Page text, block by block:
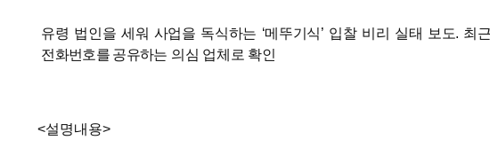
유령 법인을 세워 사업을 독식하는 ‘메뚜기식’ 입찰 비리 실태 보도. 최
전화번호를 공유하는 의심 업체로 확인
<설명내용>